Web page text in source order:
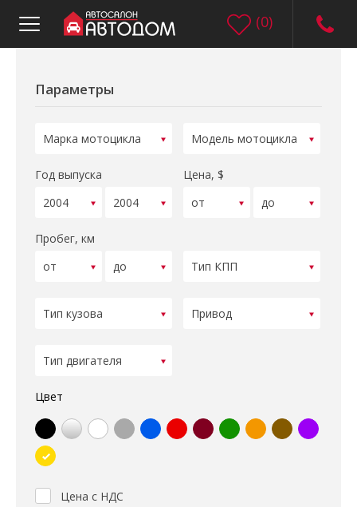
(0)
Параметры
Год выпуска Цена, $
Пробег, км
Цвет
Цена с НДС